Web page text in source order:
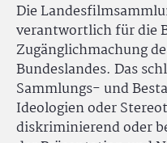
Die
verantwortlich für die
Zugänglichmachung
Bundeslandes. Das
Sammlungs- und
Ideologien oder
diskriminierend oder